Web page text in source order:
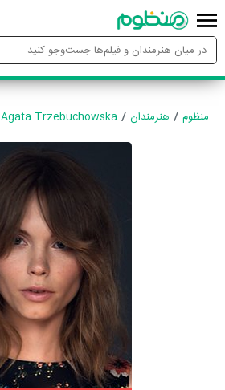
منظوم هنرمندان Agata Trzebuchowska